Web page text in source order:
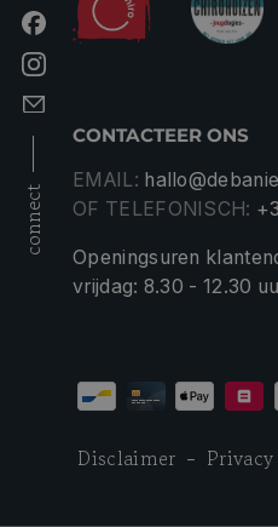
connect
CONTACTEER ONS
EMAIL:
OF TELEFONISCH:
Openingsuren
vrijdag: 8.30 - 12.30
Disclaimer